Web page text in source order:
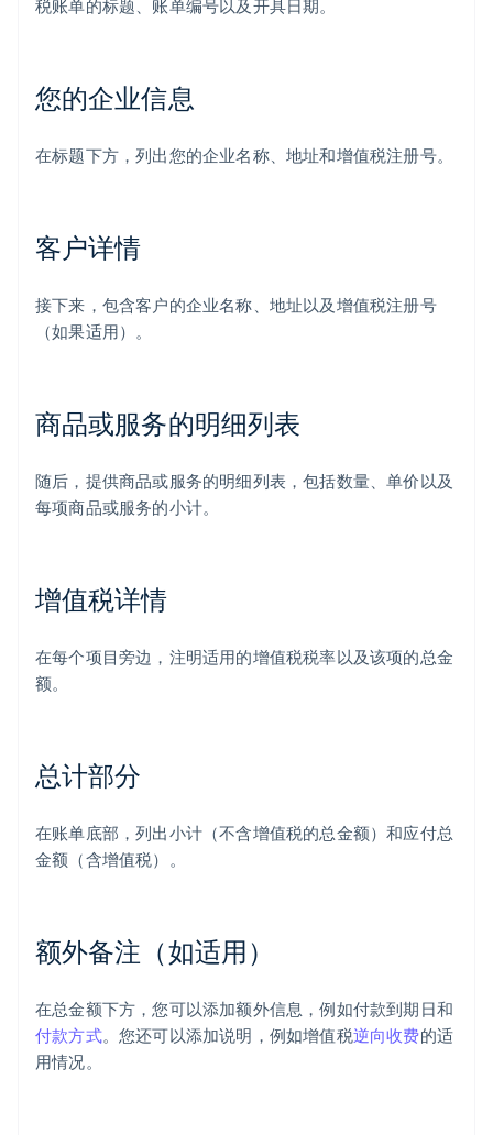
税账单的标题、账单编号以及开具日期。
您的企业信息
在标题下方，列出您的企业名称、地址和增值税注册号。
客户详情
接下来，包含客户的企业名称、地址以及增值税注册号
（如果适用）。
商品或服务的明细列表
随后，提供商品或服务的明细列表，包括数量、单价以及
每项商品或服务的小计。
增值税详情
在每个项目旁边，注明适用的增值税税率以及该项的总金
额。
总计部分
在账单底部，列出小计（不含增值税的总金额）和应付总
金额（含增值税）。
额外备注（如适用）
在总金额下方，您可以添加额外信息，例如付款到期日和
付款方式。您还可以添加说明，例如增值税逆向收费的适
用情况。